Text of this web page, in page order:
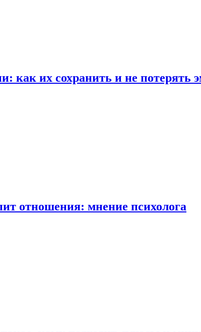
как их сохранить и не
отношения: мнение психолога